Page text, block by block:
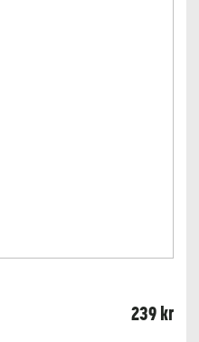
239kr